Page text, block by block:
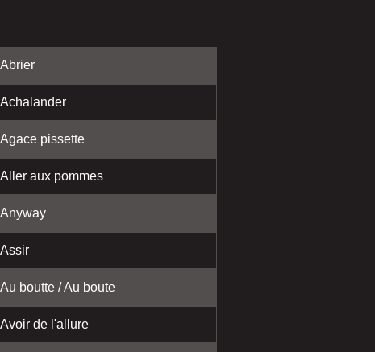
Abrier
Achalander
Agace pissette
Aller aux pommes
Anyway
Assir
Au boutte / Au boute
Avoir de l'allure